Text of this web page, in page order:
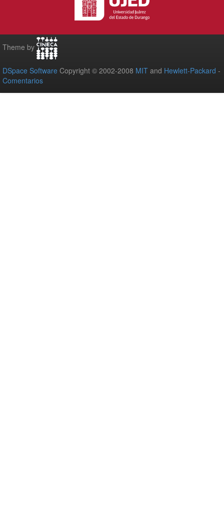
Theme by
DSpace Software Copyright © 2002-2008 MIT and Hewlett-Packard -
Comentarios